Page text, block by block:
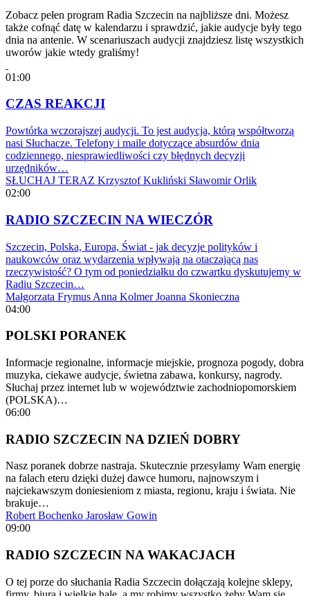
Zobacz pełen program Radia Szczecin na najbliższe dni. Możesz
także cofnąć datę w kalendarzu i sprawdzić, jakie audycje były tego
dnia na antenie. W scenariuszach audycji znajdziesz listę wszystkich
uworów jakie wtedy graliśmy!
01:00
CZAS REAKCJI
Powtórka wczorajszej audycji. To jest audycja, którą współtworzą
nasi Słuchacze. Telefony i maile dotyczące absurdów dnia
codziennego, niesprawiedliwości czy błędnych decyzji
urzędników…
SŁUCHAJ TERAZ Krzysztof Kukliński Sławomir Orlik
02:00
RADIO SZCZECIN NA WIECZÓR
Szczecin, Polska, Europa, Świat - jak decyzje polityków i
naukowców oraz wydarzenia wpływają na otaczającą nas
rzeczywistość? O tym od poniedziałku do czwartku dyskutujemy w
Radiu Szczecin…
Małgorzata Frymus Anna Kolmer Joanna Skonieczna
04:00
POLSKI PORANEK
Informacje regionalne, informacje miejskie, prognoza pogody, dobra
muzyka, ciekawe audycje, świetna zabawa, konkursy, nagrody.
Słuchaj przez internet lub w województwie zachodniopomorskiem
(POLSKA)…
06:00
RADIO SZCZECIN NA DZIEŃ DOBRY
Nasz poranek dobrze nastraja. Skutecznie przesyłamy Wam energię
na falach eteru dzięki dużej dawce humoru, najnowszym i
najciekawszym doniesieniom z miasta, regionu, kraju i świata. Nie
brakuje…
Robert Bochenko Jarosław Gowin
09:00
RADIO SZCZECIN NA WAKACJACH
O tej porze do słuchania Radia Szczecin dołączają kolejne sklepy,